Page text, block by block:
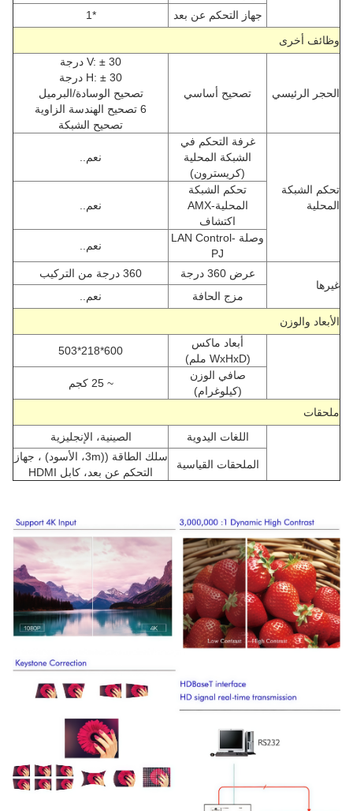
جهاز التحكم عن بعد
*1
وظائف أخرى
الحجر الرئيسي تصحيح أساسي
V: ± 30 درجة
H: ± 30 درجة
تصحيح الوسادة/البرميل
6 تصحيح الهندسة الزاوية
تصحيح الشبكة
تحكم الشبكة
المحلية
غرفة التحكم في
الشبكة المحلية
(كريسترون)
نعم..
تحكم الشبكة
المحلية-AMX
اكتشاف
نعم..
وصلة LAN Control-
PJ
نعم..
غيرها
عرض 360 درجة
360 درجة من التركيب
مزج الحافة
نعم..
الأبعاد والوزن
أبعاد ماكس
(WxHxD ملم)
600*218*503
صافي الوزن
(كيلوغرام)
~ 25 كجم
ملحقات
اللغات اليدوية
الصينية، الإنجليزية
الملحقات القياسية
سلك الطاقة ((3m، الأسود) ، جهاز
التحكم عن بعد، كابل HDMI